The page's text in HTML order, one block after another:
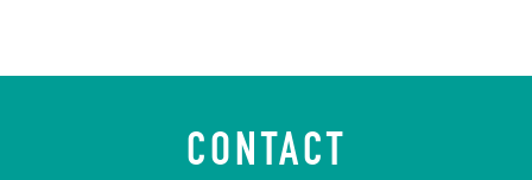
CONTACT